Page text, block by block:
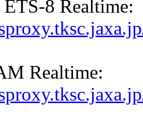
8 Realtime:
Realtime: